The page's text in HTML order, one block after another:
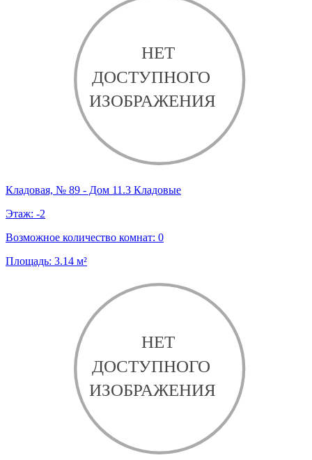
Кладовая, № 89 - Дом 11.3 Кладовые
Этаж: -2
Возможное количество комнат: 0
Площадь: 3.14 м²